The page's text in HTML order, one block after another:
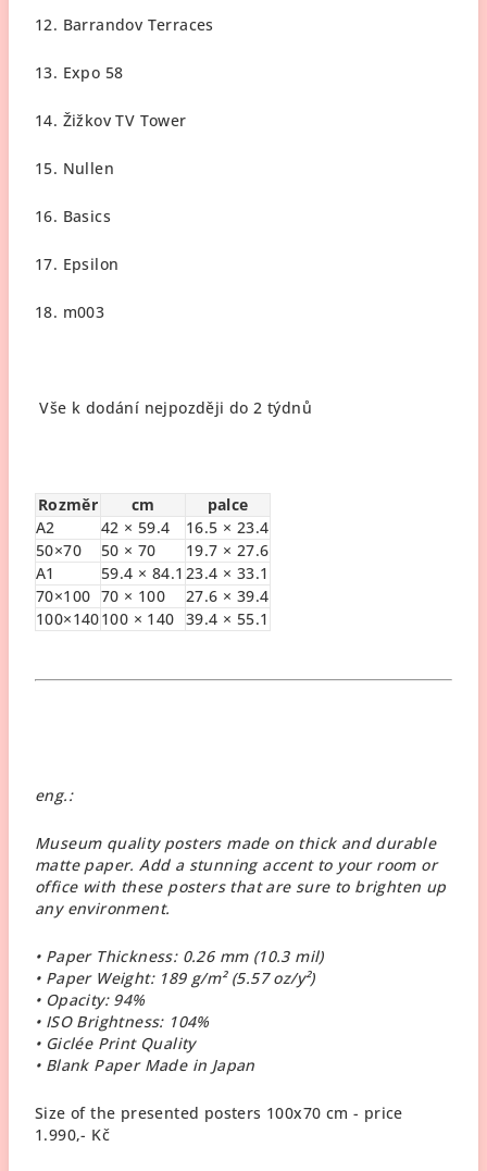
12. Barrandov Terraces
13. Expo 58
14. Žižkov TV Tower
15. Nullen
16. Basics
17. Epsilon
18. m003
Vše k dodání nejpozději do 2 týdnů
Rozměr cm
palce
A2
42 × 59.4
16.5 × 23.4
50×70
50 × 70
19.7 × 27.6
A1
59.4 × 84.1 23.4 × 33.1
70×100 70 × 100
27.6 × 39.4
100×140100 × 140 39.4 × 55.1
eng.:
Museum quality posters made on thick and durable
matte paper. Add a stunning accent to your room or
office with these posters that are sure to brighten up
any environment.
• Paper Thickness: 0.26 mm (10.3 mil)
• Paper Weight: 189 g/m² (5.57 oz/y²)
• Opacity: 94%
• ISO Brightness: 104%
• Giclée Print Quality
• Blank Paper Made in Japan
Size of the presented posters 100x70 cm - price
1.990,- Kč